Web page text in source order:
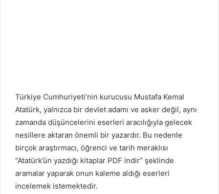
Türkiye Cumhuriyeti’nin kurucusu Mustafa Kemal
Atatürk, yalnızca bir devlet adamı ve asker değil, aynı
zamanda düşüncelerini eserleri aracılığıyla gelecek
nesillere aktaran önemli bir yazardır. Bu nedenle
birçok araştırmacı, öğrenci ve tarih meraklısı
“Atatürk’ün yazdığı kitaplar PDF indir” şeklinde
aramalar yaparak onun kaleme aldığı eserleri
incelemek istemektedir.